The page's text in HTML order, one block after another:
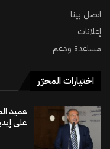
اتصل بينا
إعلانات
مساعدة ودعم
اختيارات المحرّر
عميد
على